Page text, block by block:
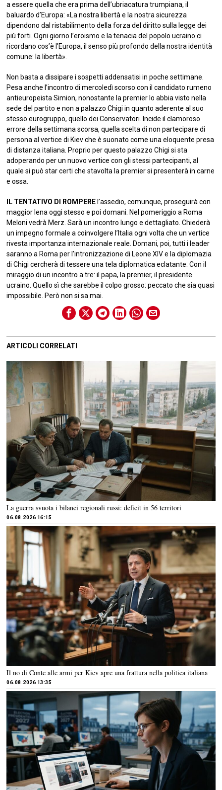
a essere quella che era prima dell’ubriacatura trumpiana, il
baluardo d’Europa: «La nostra libertà e la nostra sicurezza
dipendono dal ristabilimento della forza del diritto sulla legge dei
più forti. Ogni giorno l’eroismo e la tenacia del popolo ucraino ci
ricordano cos’è l’Europa, il senso più profondo della nostra identità
comune: la libertà».
Non basta a dissipare i sospetti addensatisi in poche settimane.
Pesa anche l’incontro di mercoledì scorso con il candidato rumeno
antieuropeista Simion, nonostante la premier lo abbia visto nella
sede del partito e non a palazzo Chigi in quanto aderente al suo
stesso eurogruppo, quello dei Conservatori. Incide il clamoroso
errore della settimana scorsa, quella scelta di non partecipare di
persona al vertice di Kiev che è suonato come una eloquente presa
di distanza italiana. Proprio per questo palazzo Chigi si sta
adoperando per un nuovo vertice con gli stessi partecipanti, al
quale si può star certi che stavolta la premier si presenterà in carne
e ossa.
IL TENTATIVO DI ROMPERE l’assedio, comunque, proseguirà con
maggior lena oggi stesso e poi domani. Nel pomeriggio a Roma
Meloni vedrà Merz. Sarà un incontro lungo e dettagliato. Chiederà
un impegno formale a coinvolgere l’Italia ogni volta che un vertice
rivesta importanza internazionale reale. Domani, poi, tutti i leader
saranno a Roma per l’intronizzazione di Leone XIV e la diplomazia
di Chigi cercherà di tessere una tela diplomatica eclatante. Con il
miraggio di un incontro a tre: il papa, la premier, il presidente
ucraino. Quello sì che sarebbe il colpo grosso: peccato che sia quasi
impossibile. Però non si sa mai.
ARTICOLI CORRELATI
La guerra svuota i bilanci regionali russi: deficit in 56 territori
06.08.2026 16:15
Il no di Conte alle armi per Kiev apre una frattura nella politica italiana
06.08.2026 13:35